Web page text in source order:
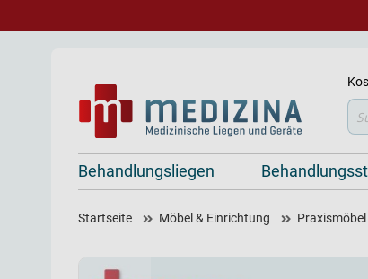
Behandlungsliegen
Startseite Möbel & Einrichtung Praxismöbel